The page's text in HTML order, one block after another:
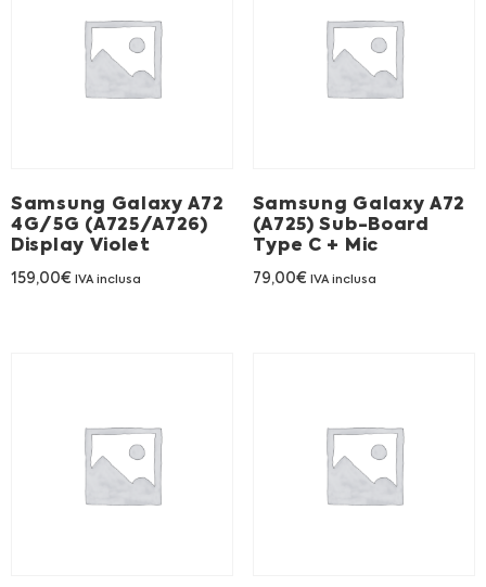
Samsung Galaxy A72
4G/5G (A725/A726)
Display Violet
159,00€ IVA inclusa
Samsung Galaxy A72
(A725) Sub-Board
Type C + Mic
79,00€ IVA inclusa